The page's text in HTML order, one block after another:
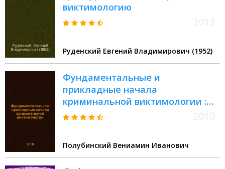
виктимологию
Руденский Евгений Владимирович (1952)
Фундаментальные и
прикладные начала
криминальной виктимологии :
монография
Полубинский Вениамин Иванович